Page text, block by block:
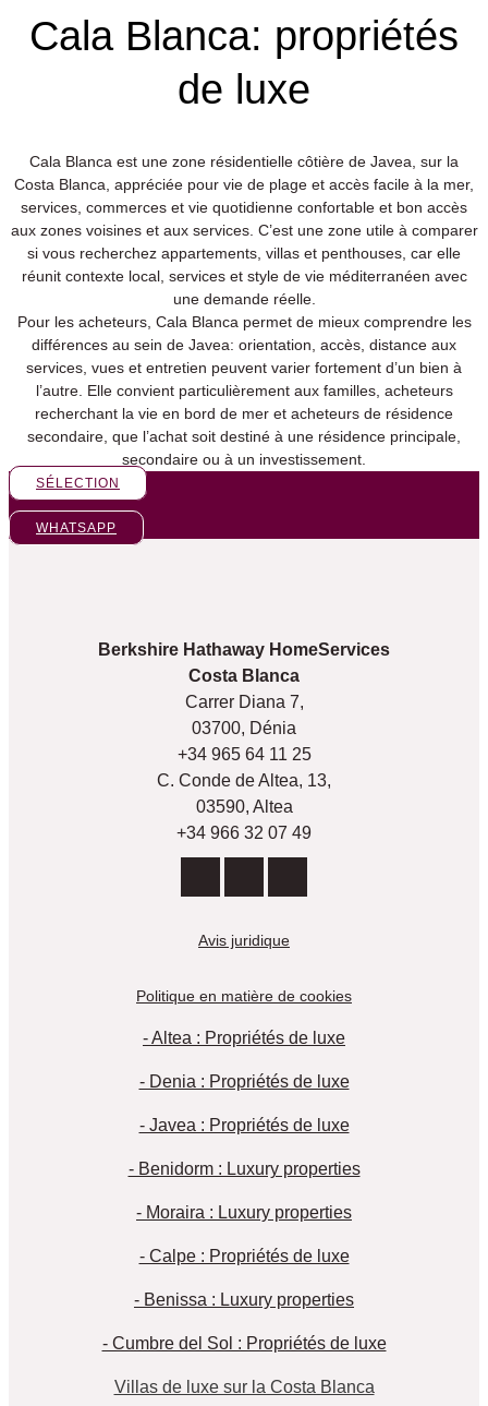
Cala Blanca: propriétés
de luxe
Cala Blanca est une zone résidentielle côtière de Javea, sur la
Costa Blanca, appréciée pour vie de plage et accès facile à la mer,
services, commerces et vie quotidienne confortable et bon accès
aux zones voisines et aux services. C’est une zone utile à comparer
si vous recherchez appartements, villas et penthouses, car elle
réunit contexte local, services et style de vie méditerranéen avec
une demande réelle.
Pour les acheteurs, Cala Blanca permet de mieux comprendre les
différences au sein de Javea: orientation, accès, distance aux
services, vues et entretien peuvent varier fortement d’un bien à
l’autre. Elle convient particulièrement aux familles, acheteurs
recherchant la vie en bord de mer et acheteurs de résidence
secondaire, que l’achat soit destiné à une résidence principale,
secondaire ou à un investissement.
SÉLECTION
WHATSAPP
Berkshire Hathaway HomeServices
Costa Blanca
Carrer Diana 7,
03700, Dénia
+34 965 64 11 25
C. Conde de Altea, 13,
03590, Altea
+34 966 32 07 49
Avis juridique
Politique en matière de cookies
- Altea : Propriétés de luxe
- Denia : Propriétés de luxe
- Javea : Propriétés de luxe
- Benidorm : Luxury properties
- Moraira : Luxury properties
- Calpe : Propriétés de luxe
- Benissa : Luxury properties
- Cumbre del Sol : Propriétés de luxe
Villas de luxe sur la Costa Blanca